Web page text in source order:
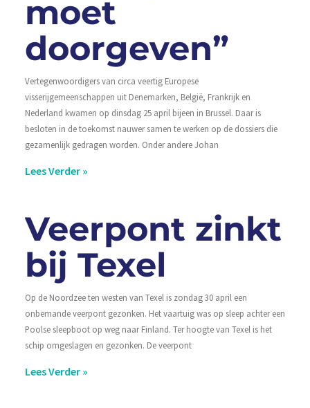
moet
doorgeven”
Vertegenwoordigers van circa veertig Europese
visserijgemeenschappen uit Denemarken, België, Frankrijk en
Nederland kwamen op dinsdag 25 april bijeen in Brussel. Daar is
besloten in de toekomst nauwer samen te werken op de dossiers die
gezamenlijk gedragen worden. Onder andere Johan
Lees Verder »
Veerpont zinkt
bij Texel
Op de Noordzee ten westen van Texel is zondag 30 april een
onbemande veerpont gezonken. Het vaartuig was op sleep achter een
Poolse sleepboot op weg naar Finland. Ter hoogte van Texel is het
schip omgeslagen en gezonken. De veerpont
Lees Verder »